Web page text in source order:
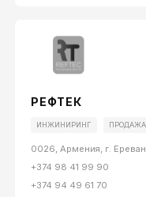
РЕФТЕК
ИНЖИНИРИНГ ПРОДАЖА
0026, Армения, г.
+374 98 41 99 90
+374 94 49 61 70